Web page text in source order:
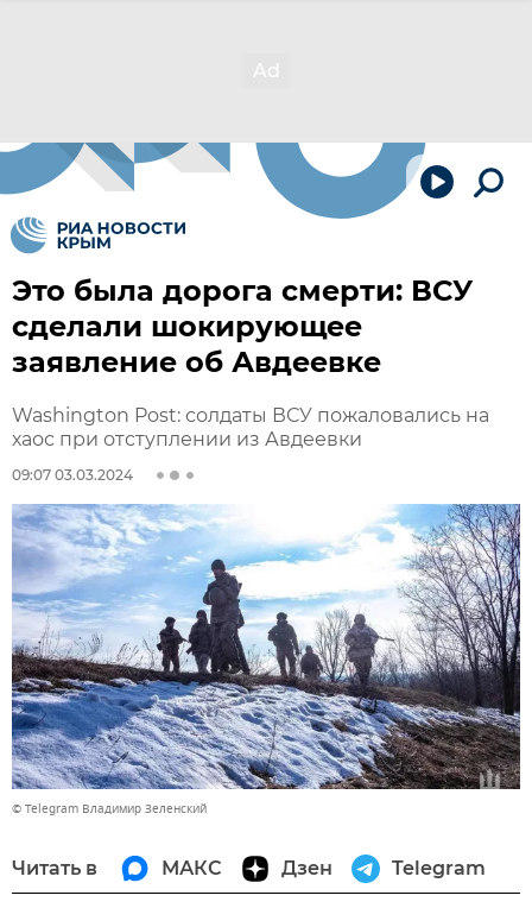
Это была дорога смерти: ВСУ
сделали шокирующее
заявление об Авдеевке
Washington Post: солдаты ВСУ пожаловались на
хаос при отступлении из Авдеевки
09:07 03.03.2024
© Telegram Владимир Зеленский
Читать в МАКС Дзен Telegram